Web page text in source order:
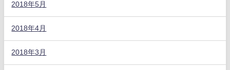
2018年5月
2018年4月
2018年3月